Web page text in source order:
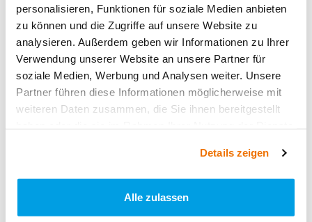
personalisieren, Funktionen für soziale Medien anbieten
zu können und die Zugriffe auf unsere Website zu
analysieren. Außerdem geben wir Informationen zu Ihrer
Verwendung unserer Website an unsere Partner für
soziale Medien, Werbung und Analysen weiter. Unsere
Partner führen diese Informationen möglicherweise mit
weiteren Daten zusammen, die Sie ihnen bereitgestellt
Details zeigen
Alle zulassen